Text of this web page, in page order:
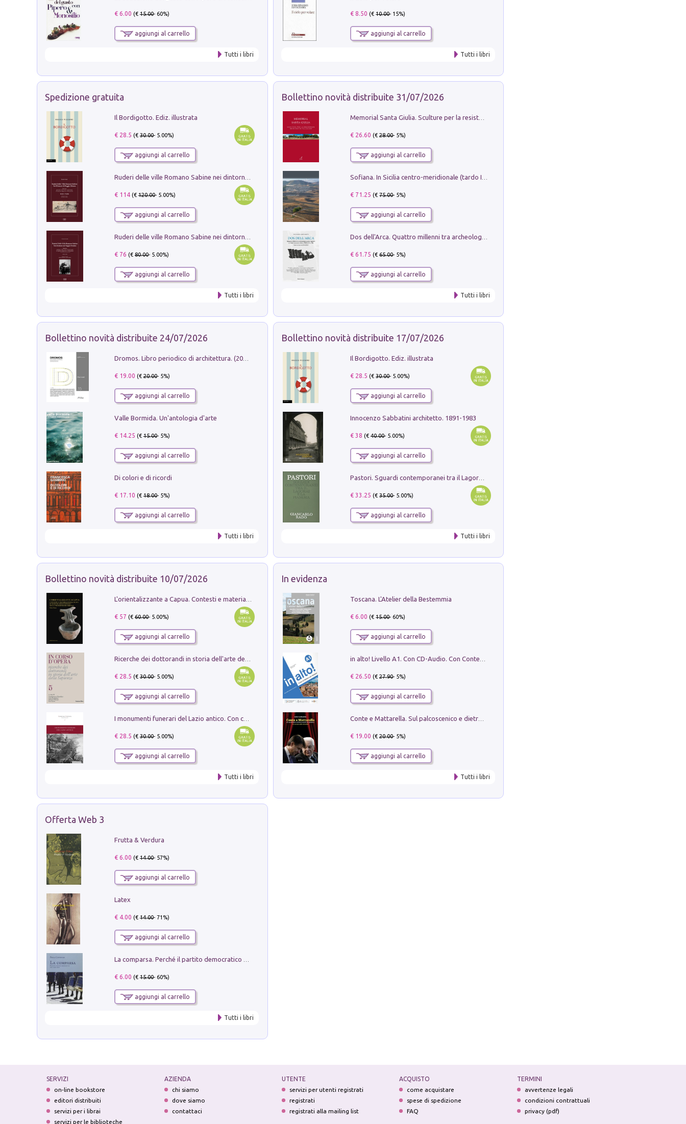
€ 6.00 (€15.00- 60%)
aggiungi al carrello
Tutti i libri
€ 8.50 (€10.00- 15%)
aggiungi al carrello
Tutti i libri
Spedizione gratuita
Il Bordigotto. Ediz. illustrata
€ 28.5 (€30.00- 5.00%)
aggiungi al carrello
€ 114(€120.00- 5.00%)
aggiungi al carrello
€ 76 (€80.00- 5.00%)
aggiungi al carrello
Tutti i libri
Bollettino novità distribuite 31/07/2026
€ 26.60 (€28.00- 5%)
aggiungi al carrello
€ 71.25 (€75.00- 5%)
aggiungi al carrello
€ 61.75 (€65.00- 5%)
aggiungi al carrello
Tutti i libri
Bollettino novità distribuite 24/07/2026
Dromos. Libro periodico di architettura. (2026). Vol. 15: Post-model
€ 19.00 (€20.00- 5%)
aggiungi al carrello
Valle Bormida. Un'antologia d'arte
€ 14.25 (€15.00- 5%)
aggiungi al carrello
Di colori e di ricordi
€ 17.10 (€18.00- 5%)
aggiungi al carrello
Tutti i libri
Bollettino novità distribuite 17/07/2026
Il Bordigotto. Ediz. illustrata
€ 28.5 (€30.00- 5.00%)
aggiungi al carrello
Innocenzo Sabbatini architetto. 1891-1983
€ 38 (€40.00- 5.00%)
aggiungi al carrello
€ 33.25 (€35.00- 5.00%)
aggiungi al carrello
Tutti i libri
Bollettino novità distribuite 10/07/2026
€ 57 (€60.00- 5.00%)
aggiungi al carrello
€ 28.5 (€30.00- 5.00%)
aggiungi al carrello
I monumenti funerari del Lazio antico. Con cartella con tavole
€ 28.5 (€30.00- 5.00%)
aggiungi al carrello
Tutti i libri
In evidenza
Toscana. L'Atelier della Bestemmia
€ 6.00 (€15.00- 60%)
aggiungi al carrello
€ 26.50 (€27.90- 5%)
aggiungi al carrello
€ 19.00 (€20.00- 5%)
aggiungi al carrello
Tutti i libri
Offerta Web 3
Frutta & Verdura
€ 6.00 (€14.00- 57%)
aggiungi al carrello
Latex
€ 4.00 (€14.00- 71%)
aggiungi al carrello
€ 6.00 (€15.00- 60%)
aggiungi al carrello
Tutti i libri
SERVIZI
on-line bookstore
editori distribuiti
servizi per i librai
servizi per le biblioteche
AZIENDA
chi siamo
dove siamo
contattaci
UTENTE
servizi per utenti registrati
registrati
registrati alla mailing list
ACQUISTO
come acquistare
spese di spedizione
FAQ
TERMINI
avvertenze legali
condizioni contrattuali
privacy (pdf)